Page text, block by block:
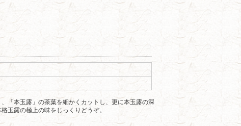
「本玉露」の茶葉を細かくカットし、更に本玉露の深
玉露の極上の味をじっくりどうぞ。